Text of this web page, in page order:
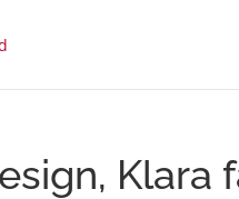
Klara